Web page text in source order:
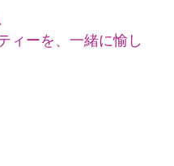
ィーを、一緒に愉し